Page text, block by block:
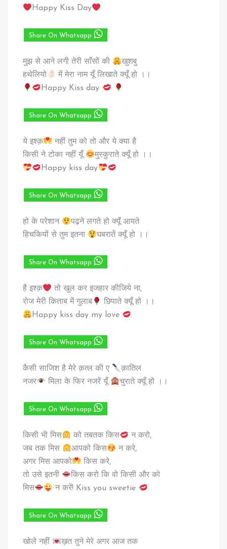
Happy Kiss Day
Share On Whatsapp
मुझ से आने लगी तेरी साँसों की
खुशबु
हथेलियो
में मेरा नाम यूँ लिखाते क्यूँ हो ।।
Happy Kiss day
Share On Whatsapp
ये इश्क़
नहीं तुम को तो और ये क्या है
किसी ने टोका नहीं यूँ
मुस्कुराते क्यूँ हो ।।
Happy kiss day
Share On Whatsapp
हो के परेशान
पढ़ने लगते हो क्यूँ आयते
हिचकियों से तुम इतना
घबरातें क्यूँ हो ।।
Share On Whatsapp
है इश्क़
तो खुल कर इजहार कीजिये ना,
रोज मेरी किताब में गुलाब
छिपाते क्यूँ हो ।।
Happy kiss day my love
Share On Whatsapp
कैसी साजिश है मेरे क़त्ल की ए
क़ातिल
नजर
मिला के फिर नजरें यूँ चुराते क्यूँ हो ।।
Share On Whatsapp
किसी भी मिस को तबतक किस
न करो,
जब तक मिस
आपको किस
न करे,
अगर मिस आपको
किस करे,
तो उसे इतनी
किस करो कि वो किसी और को
मिस
न करें! Kiss you sweetie
Share On Whatsapp
खोले नहीं ख़त तुने मेरे अगर आज तक